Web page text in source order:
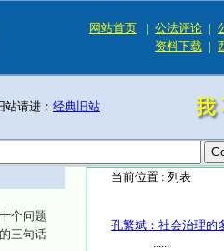
网站首页 | 公法评论 |
资料下载 |
请进： 经典旧站
个问题
三句话
当前位置 : 列表
孔繁斌：社会治理
......